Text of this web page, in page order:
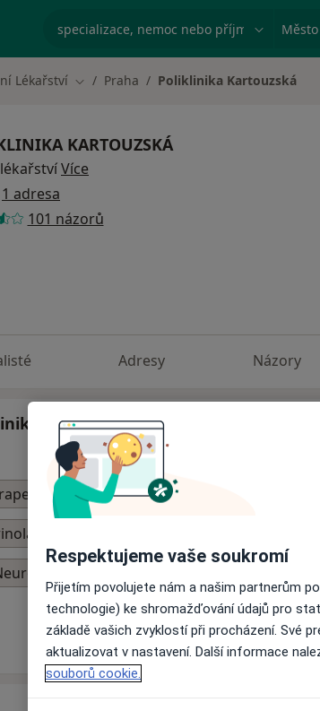
specializace, nemoc nebo příjmení
Lékařství Změna města
Praha Poliklinika Kartouzská
KARTOUZSKÁ
Více
1 adresa
101 názorů
Adresy Názory
Pediatr
Hledejte jinou
Respektujeme vaše soukromí
Přijetím povolujete nám a našim partnerům
technologie) ke shromažďování údajů pro
základě vašich zvyklostí při procházení. Své
aktualizovat v nastavení. Další informace
souborů cookie.